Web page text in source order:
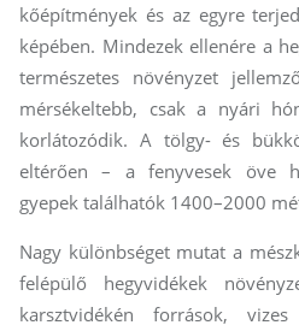
kőépítmények és az egyre
képében. Mindezek ellenére a
természetes növényzet
mérsékeltebb, csak a nyári
korlátozódik. A tölgy- és
eltérően – a fenyvesek öve
gyepek találhatók 1400–2000
Nagy különbséget mutat a
felépülő hegyvidékek
karsztvidékén források,